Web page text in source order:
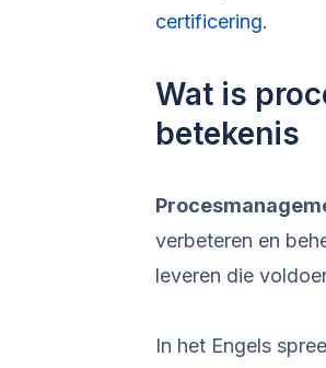
certificering.
Wat is
betekenis
verbeteren en
leveren die
In het Engels